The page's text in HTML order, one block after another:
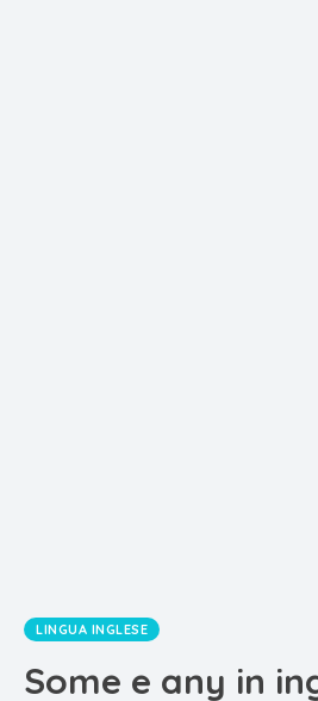
LINGUA INGLESE
Some e any in